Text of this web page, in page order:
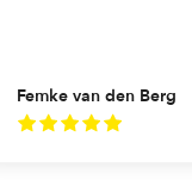
Femke van den Berg